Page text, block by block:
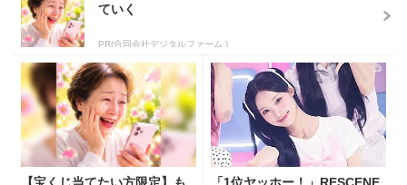
ていく
PR(合同会社デジタルファーム )